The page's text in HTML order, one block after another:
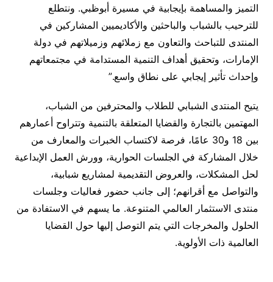
التميز والمساهمة بإيجابية في مسيرة أبوظبي. ونتطلع
للترحيب بالشباب والباحثين والأكاديميين المشاركين في
المنتدى للتباحث والتعاون مع زملائهم وزميلاتهم في دولة
الإمارات، وتحقيق أهداف التنمية المستدامة في مجتمعاتهم
وإحداث تأثير إيجابي على نطاق واسع.”
يتيح المنتدى الشبابي للطلاب والمحترفين من الشباب،
المهتمين بالتجارة والقضايا المتعلقة بالتنمية وتتراوح أعمارهم
بين 18 و30 عامًا، فرصة لاكتساب الخبرات والمعارف من
خلال المشاركة في الجلسات الحوارية، وورش العمل الإبداعية
لحل المشكلات، والعروض التقديمية لمشاريع شبابية،
والتواصل مع أقرانهم؛ إلى جانب حضور فعاليات وجلسات
منتدى الاستثمار العالمي المتنوعة. ما يسهم في الاستفادة من
الحلول والمخرجات التي يتم التوصل إليها حول القضايا
العالمية ذات الأولوية.